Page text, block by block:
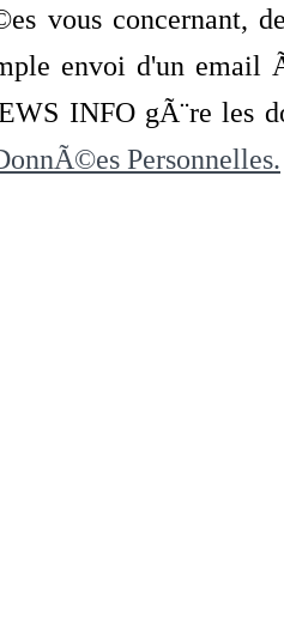
vous concernant,
envoi d'un
INFO gÃ¨re les
Personnelles.